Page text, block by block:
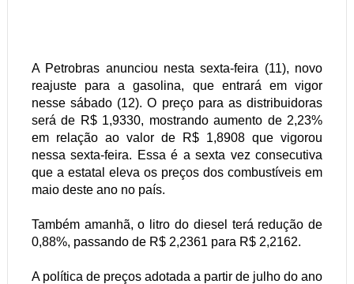
A Petrobras anunciou nesta sexta-feira (11), novo
reajuste para a gasolina, que entrará em vigor
nesse sábado (12). O preço para as distribuidoras
será de R$ 1,9330, mostrando aumento de 2,23%
em relação ao valor de R$ 1,8908 que vigorou
nessa sexta-feira. Essa é a sexta vez consecutiva
que a estatal eleva os preços dos combustíveis em
maio deste ano no país.
Também amanhã, o litro do diesel terá redução de
0,88%, passando de R$ 2,2361 para R$ 2,2162.
A política de preços adotada a partir de julho do ano